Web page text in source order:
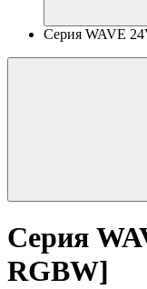
Серия WAVE
Серия
RGBW]